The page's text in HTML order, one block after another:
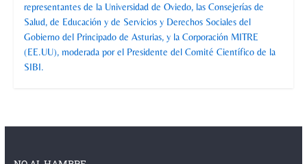
representantes de la Universidad de Oviedo, las Consejerías de
Salud, de Educación y de Servicios y Derechos Sociales del
Gobierno del Principado de Asturias, y la Corporación MITRE
(EE.UU), moderada por el Presidente del Comité Científico de la
SIBI.